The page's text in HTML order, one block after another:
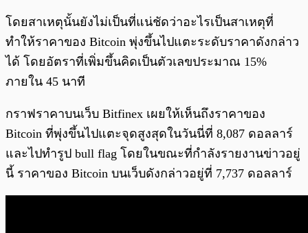
โดยสาเหตุนั้นยังไม่เป็นที่แน่ชัดว่าอะไรเป็นสาเหตุที่
ทำให้ราคาของ Bitcoin พุ่งขึ้นไปแตะระดับราคาดังกล่าว
ได้ โดยอัตราที่เพิ่มขึ้นคิดเป็นตัวเลขประมาณ 15%
ภายใน 45 นาที
กราฟราคาบนเว็บ Bitfinex เผยให้เห็นถึงราคาของ
Bitcoin ที่พุ่งขึ้นไปแตะจุดสูงสุดในวันนี่ที่ 8,087 ดอลลาร์
และไปทำรูป bull flag โดยในขณะที่กำลังรายงานข่าวอยู่
นี้ ราคาของ Bitcoin บนเว็บดังกล่าวอยู่ที่ 7,737 ดอลลาร์